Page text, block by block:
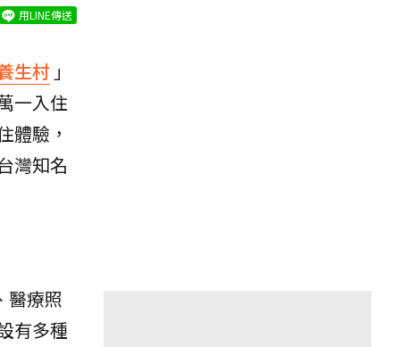
用LINE傳送
生村 」
一入住
體驗，
灣知名
醫療照
有多種